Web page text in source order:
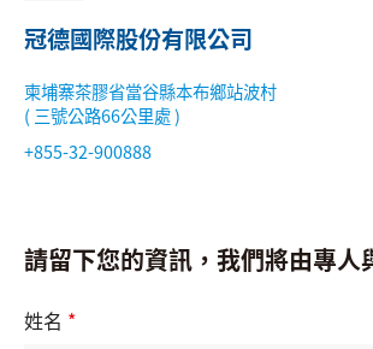
冠德國際股份有限公司
柬埔寨茶膠省當谷縣本布鄉站波村
( 三號公路66公里處 )
+855-32-900888
請留下您的資訊，我們將由專人
姓名 *